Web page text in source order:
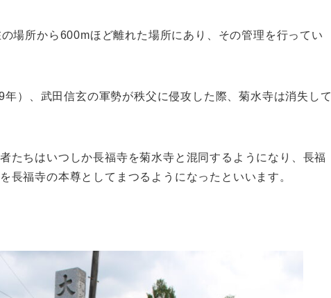
場所から600mほど離れた場所にあり、その管理を行ってい
）、武田信玄の軍勢が秩父に侵攻した際、菊水寺は消失して
たちはいつしか長福寺を菊水寺と混同するようになり、長福
長福寺の本尊としてまつるようになったといいます。